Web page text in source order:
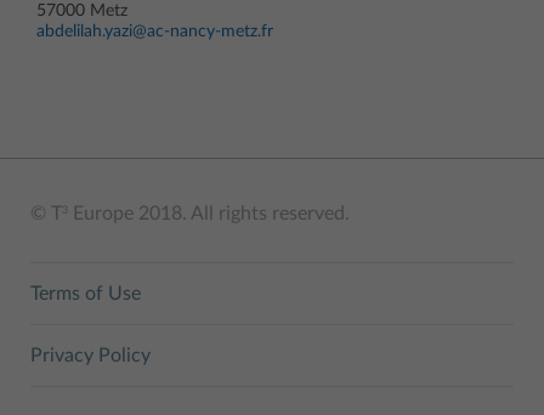
57000 Metz
abdelilah.yazi@ac-nancy-metz.fr
© T3 Europe 2018. All rights reserved.
Terms of Use
Privacy Policy